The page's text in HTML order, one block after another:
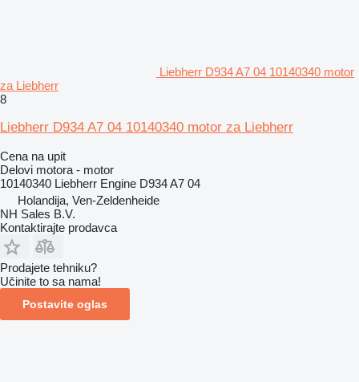
Liebherr D934 A7 04 10140340 motor
za Liebherr
8
Liebherr D934 A7 04 10140340 motor za Liebherr
Cena na upit
Delovi motora - motor
10140340 Liebherr Engine D934 A7 04
Holandija, Ven-Zeldenheide
NH Sales B.V.
Kontaktirajte prodavca
Prodajete tehniku?
Učinite to sa nama!
Postavite oglas